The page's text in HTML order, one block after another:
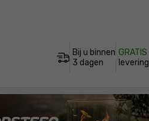
Bij u binnen
3 dagen
GRATIS
levering